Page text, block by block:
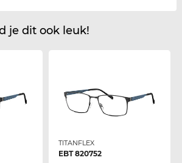
je dit ook leuk!
TITANFLEX
EBT 820752